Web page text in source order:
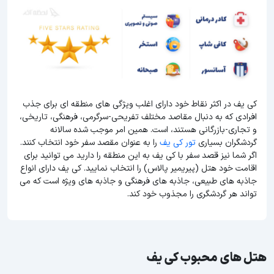
کی یف در اکثر نقاط خود دارای اغلب ویژگی های منطقه ای برای جذب
افرادی که به دنبال مقاصد مختلف تفریحی-سرگرمی، فرهنگی، تاریخی،
و تجاری-بازرگانی هستند، است. همین امر موجب شده سالانه
گردشگران بسیاریتور کی یف را به عنوان مقصد سفر خود انتخاب کنند.
اگر شما نیز قصد سفر با کی یف به این منطقه را دارید می توانید برای
اقامت خود هتل (پیریمیر پالاس) را انتخاب نمایید. کی یف دارای انواع
جاذبه های طبیعی، جاذبه های فرهنگی و جاذبه های ویژه است که می
تواند هر گردشگری را مجذوب خود کند.
هتل های محبوب کی یف